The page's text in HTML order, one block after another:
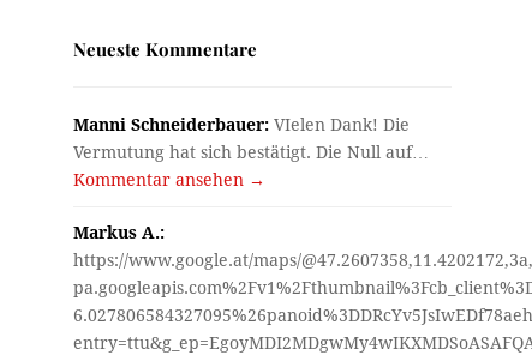
Neueste Kommentare
Manni Schneiderbauer: VIelen Dank! Die
Vermutung hat sich bestätigt. Die Null auf…
Kommentar ansehen →
Markus A.:
https://www.google.at/maps/